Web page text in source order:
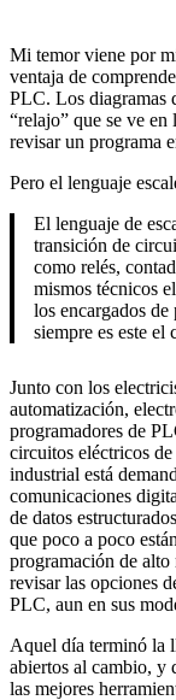
Mi temor viene por
ventaja de
PLC. Los diagramas
“relajo” que se ve
revisar un programa
Pero el lenguaje
El lenguaje de
transición de
como relés,
mismos técnicos
los encargados
siempre es este el
Junto con los
automatización,
programadores de
circuitos eléctricos
industrial está
comunicaciones
de datos
que poco a poco
programación de alto
revisar las opciones
PLC, aun en sus
Aquel día terminó la
abiertos al cambio, y
las mejores